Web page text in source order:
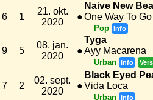
6 1
21. okt.
2020
●
Naive New
One Way To Go
Pop Info
9 5
08. jan.
2020
●
Tyga
Ayy Macarena
Urban Info
7 2
02. sept.
2020
●
Black Eyed
Vida Loca
Urban Info